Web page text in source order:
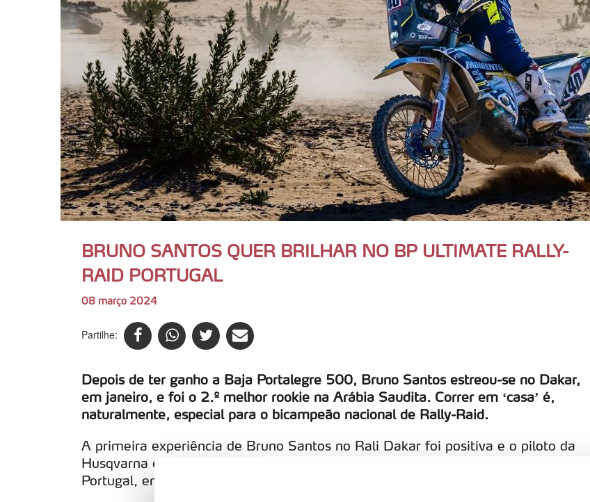
BRUNO SANTOS QUER BRILHAR NO BP ULTIMATE RALLY-
RAID PORTUGAL
08 março 2024
Partilhe:
Depois de ter ganho a Baja Portalegre 500, Bruno Santos estreou-se no Dakar,
em janeiro, e foi o 2.º melhor rookie na Arábia Saudita. Correr em ‘casa’ é,
naturalmente, especial para o bicampeão nacional de Rally-Raid.
A primeira experiência de Bruno Santos no Rali Dakar foi positiva e o piloto da
Husqvarna espera aproveitar esse ritmo para brilhar no BP Ultimate Rally-Raid
Portugal, em terrenos que bem conhece.